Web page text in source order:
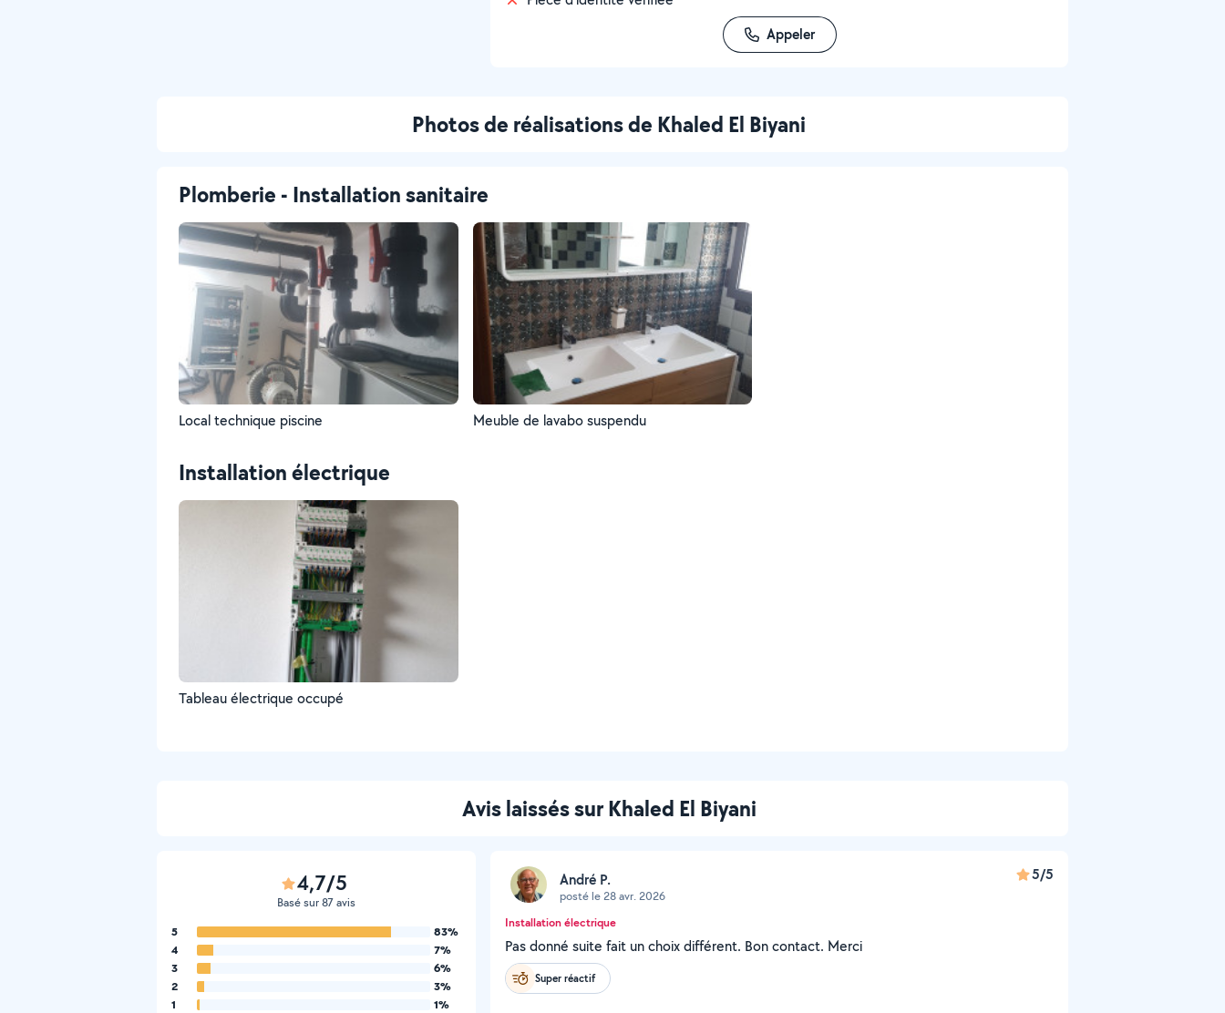
Appeler
Photos de réalisations de Khaled El Biyani
Plomberie - Installation sanitaire
Local technique piscine Meuble de lavabo suspendu
Installation électrique
Tableau électrique occupé
Avis laissés sur Khaled El Biyani
4,7/5
Basé sur 87 avis
5
83%
4
7%
3
6%
2
3%
1
1%
André P.
posté le 28 avr. 2026
5/5
Installation électrique
Pas donné suite fait un choix différent. Bon contact. Merci
Super réactif